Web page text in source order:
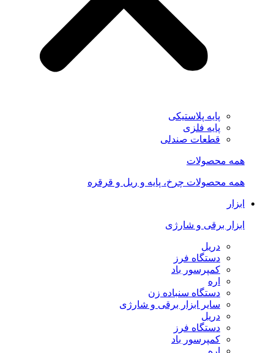
پایه پلاستیکی
پایه فلزی
قطعات صندلی
همه محصولات
همه محصولات چرخ، پایه و ریل و قرقره
ابزار
ابزار برقی و شارژی
دریل
دستگاه فرز
کمپرسور باد
اره
دستگاه سنباده زن
سایر ابزار برقی و شارژی
دریل
دستگاه فرز
کمپرسور باد
اره